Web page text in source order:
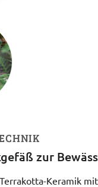
zur
Keramik